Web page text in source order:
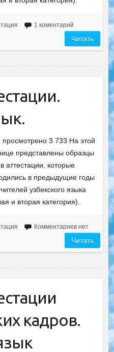
1 коментарий
Читать
3 733 На этой
представлены образцы
аттестации, которые
в предыдущие годы
узбекского языка
и вторая категория).
Комментариев нет
Читать
кадров.